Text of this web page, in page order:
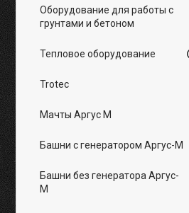
Оборудование для работы с
грунтами и бетоном
Тепловое оборудование
Trotec
Мачты Аргус М
Башни с генератором Аргус-М
Башни без генератора Аргус-
М